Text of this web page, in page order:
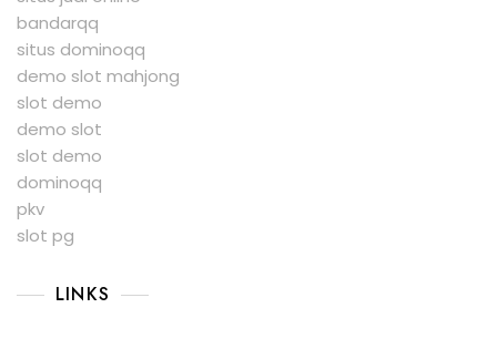
bandarqq
situs dominoqq
demo slot mahjong
slot demo
demo slot
slot demo
dominoqq
pkv
slot pg
LINKS